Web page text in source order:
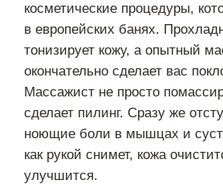
косметические процедуры,
в европейских банях.
тонизирует кожу, а опытный
окончательно сделает вас
Массажист не просто
сделает пилинг. Сразу же
ноющие боли в мышцах и
как рукой снимет, кожа
улучшится.